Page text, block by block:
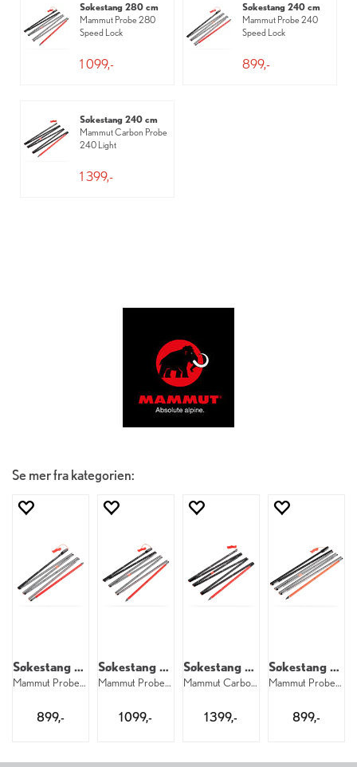
Søkestang 280 cm
Mammut Probe 280
Speed Lock
1 099,-
Søkestang 240 cm
Mammut Probe 240
Speed Lock
899,-
Søkestang 240 cm
Mammut Carbon Probe
240 Light
1 399,-
Se mer fra kategorien:
Søkestang 240 cm
Mammut Probe 240 Speed Lock
899,-
Søkestang 280 cm
Mammut Probe 280 Speed Lock
1 099,-
Søkestang 240 cm
Mammut Carbon Probe 240 Light
1 399,-
Søkestang 280 cm
Mammut Probe 280 Speed Lock
899,-